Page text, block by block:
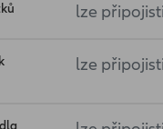
lze
lze